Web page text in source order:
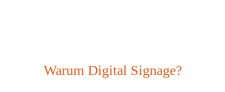
Warum Digital Signage?